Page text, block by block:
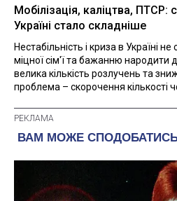
Мобілізація, каліцтва, ПТСР:
Україні стало складніше
Нестабільність і криза в Україні
міцної сім'ї та бажанню народити
велика кількість розлучень та
проблема – скорочення кількості